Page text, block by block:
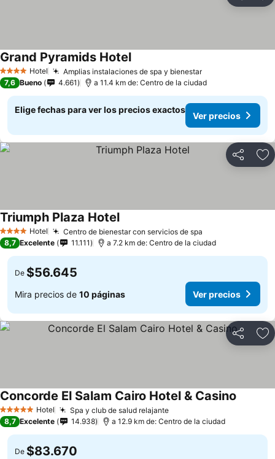
4 EstrellasHotel Amplias instalaciones de spa y bienestar
Grand Pyramids Hotel
7,6 Bueno 4.661 a 11.4 km de: Centro de la ciudad
Elige fechas para ver los precios exactos
Ver precios
Compartir
4 EstrellasHotel Centro de bienestar con servicios de spa
Triumph Plaza Hotel
8,7 Excelente 11.111 a 7.2 km de: Centro de la ciudad
De $56.645
Mira precios de 10 páginas Ver precios
Compartir
5 Estrellas Hotel Spa y club de salud relajante
Concorde El Salam Cairo Hotel & Casino
8,7 Excelente 14.938 a 12.9 km de: Centro de la ciudad
De $83.670